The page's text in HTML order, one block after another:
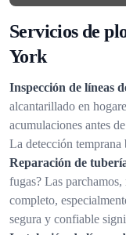
Servicios de
York
Inspección de líneas
alcantarillado en
acumulaciones antes
La detección
Reparación de
fugas? Las
completo,
segura y confiable